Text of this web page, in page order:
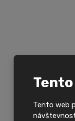
Tento web